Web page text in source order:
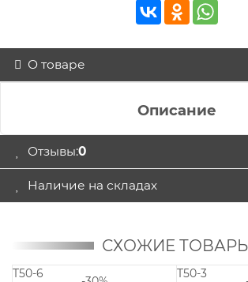
О товаре
Описание
Отзывы:0
Наличие на складах
СХОЖИЕ
T50-9